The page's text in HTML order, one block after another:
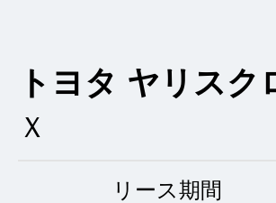
トヨタ ヤリス
Ｘ
リース期間